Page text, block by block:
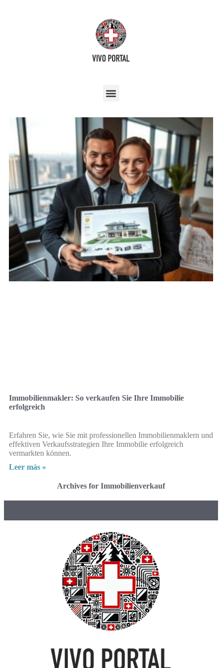
Immobilienmakler: So verkaufen Sie Ihre Immobilie
erfolgreich
Erfahren Sie, wie Sie mit professionellen Immobilienmaklern und
effektiven Verkaufsstrategien Ihre Immobilie erfolgreich
vermarkten können.
Leer más »
Archives for Immobilienverkauf